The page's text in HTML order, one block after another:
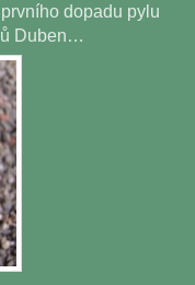
dopadu pylu
Duben…